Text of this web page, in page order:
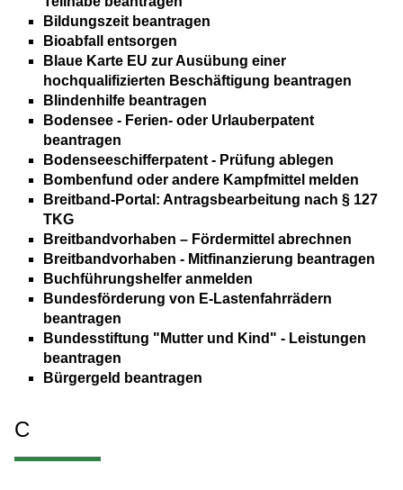
Bildungszeit beantragen
Bioabfall entsorgen
Blaue Karte EU zur Ausübung einer
hochqualifizierten Beschäftigung beantragen
Blindenhilfe beantragen
Bodensee - Ferien- oder Urlauberpatent
beantragen
Bodenseeschifferpatent - Prüfung ablegen
Bombenfund oder andere Kampfmittel melden
Breitband-Portal: Antragsbearbeitung nach § 127
TKG
Breitbandvorhaben – Fördermittel abrechnen
Breitbandvorhaben - Mitfinanzierung beantragen
Buchführungshelfer anmelden
Bundesförderung von E-Lastenfahrrädern
beantragen
Bundesstiftung "Mutter und Kind" - Leistungen
beantragen
Bürgergeld beantragen
C